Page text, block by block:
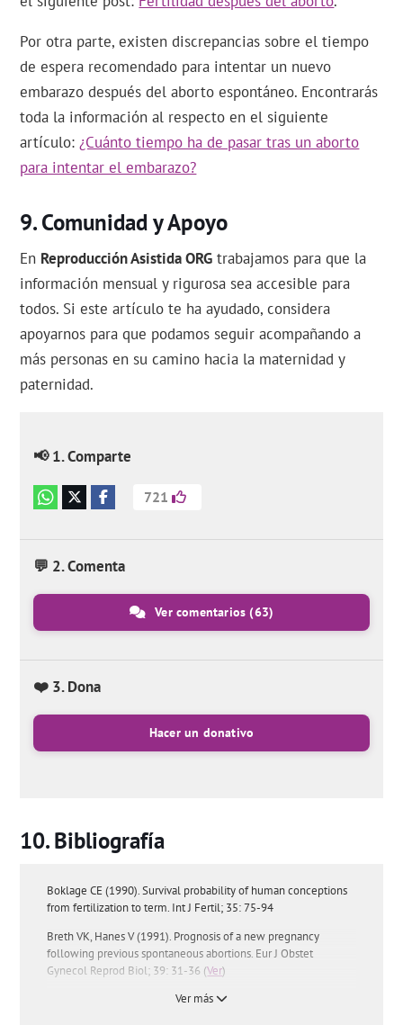
Por otra parte, existen discrepancias sobre el tiempo
de espera recomendado para intentar un nuevo
embarazo después del aborto espontáneo. Encontrarás
toda la información al respecto en el siguiente
artículo:¿Cuánto tiempo ha de pasar tras un aborto
para intentar el embarazo?
Comunidad y Apoyo
En Reproducción Asistida ORG trabajamos para que la
información mensual y rigurosa sea accesible para
todos. Si este artículo te ha ayudado, considera
apoyarnos para que podamos seguir acompañando a
más personas en su camino hacia la maternidad y
paternidad.
📢 1. Comparte
721
💬 2. Comenta
Ver comentarios(63)
❤️ 3. Dona
Hacer un donativo
Bibliografía
Boklage CE (1990). Survival probability of human conceptions
from fertilization to term. Int J Fertil; 35: 75-94
Breth VK, Hanes V (1991). Prognosis of a new pregnancy
following previous spontaneous abortions. Eur J Obstet
Gynecol Reprod Biol; 39: 31-36 (Ver)
De la Fuente, P. (1997). Aborto espontáneo. En: Fabre E, editor.
Ver más